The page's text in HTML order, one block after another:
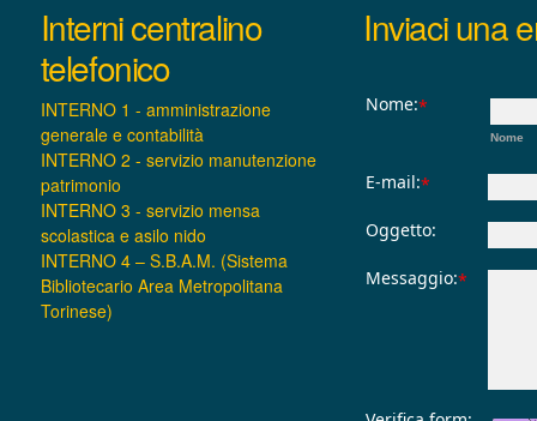
Interni centralino
telefonico
INTERNO 1 - amministrazione
generale e contabilità
INTERNO 2 - servizio manutenzione
patrimonio
INTERNO 3 - servizio mensa
scolastica e asilo nido
INTERNO 4 – S.B.A.M. (Sistema
Bibliotecario Area Metropolitana
Torinese)
Inviaci una
Nome:*
Nome
E-mail:*
Oggetto:
Messaggio:*